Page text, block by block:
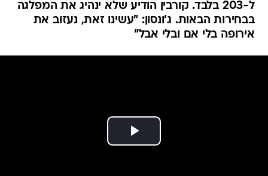
ל-203 בלבד. קורבין הודיע שלא ינהיג את המפלגה
בבחירות הבאות. ג'ונסון: "עשינו זאת, נעזוב את
אירופה בלי אם ובלי אבל"